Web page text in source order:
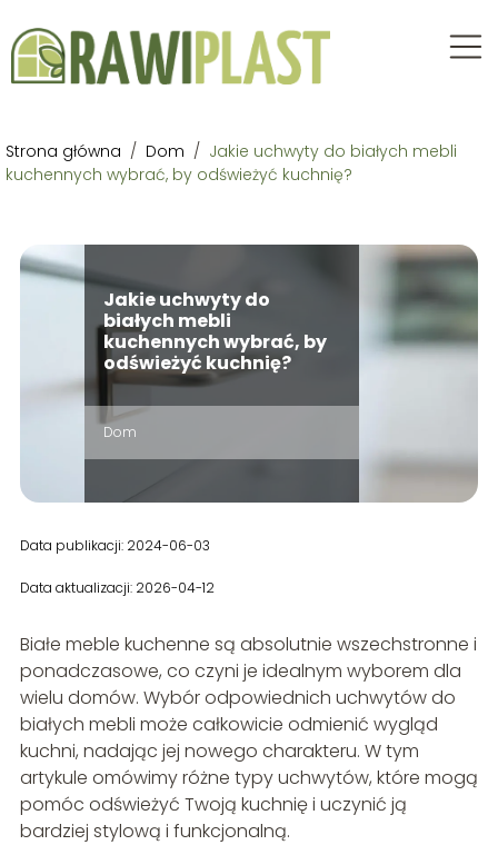
Strona główna / Dom / Jakie uchwyty do białych mebli
kuchennych wybrać, by odświeżyć kuchnię?
Jakie uchwyty do
białych mebli
kuchennych wybrać, by
odświeżyć kuchnię?
Dom
Data publikacji: 2024-06-03
Data aktualizacji: 2026-04-12
Białe meble kuchenne są absolutnie wszechstronne i
ponadczasowe, co czyni je idealnym wyborem dla
wielu domów. Wybór odpowiednich uchwytów do
białych mebli może całkowicie odmienić wygląd
kuchni, nadając jej nowego charakteru. W tym
artykule omówimy różne typy uchwytów, które mogą
pomóc odświeżyć Twoją kuchnię i uczynić ją
bardziej stylową i funkcjonalną.